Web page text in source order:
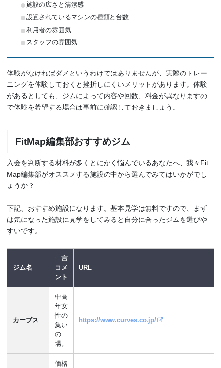
施設の広さと清潔感
設置されているマシンの種類と台数
利用者の雰囲気
スタッフの雰囲気
体験がなければダメというわけではありませんが、実際のトレー
ニングを体験しておくと挫折しにくいメリットがあります。体験
があるとしても、ジムによって内容や回数、料金が異なりますの
で体験を希望する場合は事前に確認しておきましょう。
FitMap編集部おすすめジム
入会を判断する材料が多くとにかく悩んでいるあなたへ、我々Fit
Map編集部がオススメする施設の中から選んでみてはいかがでし
ょうか？
下記、おすすめ施設になります。基本見学は無料ですので、まず
は気になった施設に見学をしてみると自分に合ったジムを選びや
すいです。
ジム名
一言
コメ
ント
URL
カーブス
中高
年女
性の
集い
の
場。
https://www.curves.co.jp/
価格